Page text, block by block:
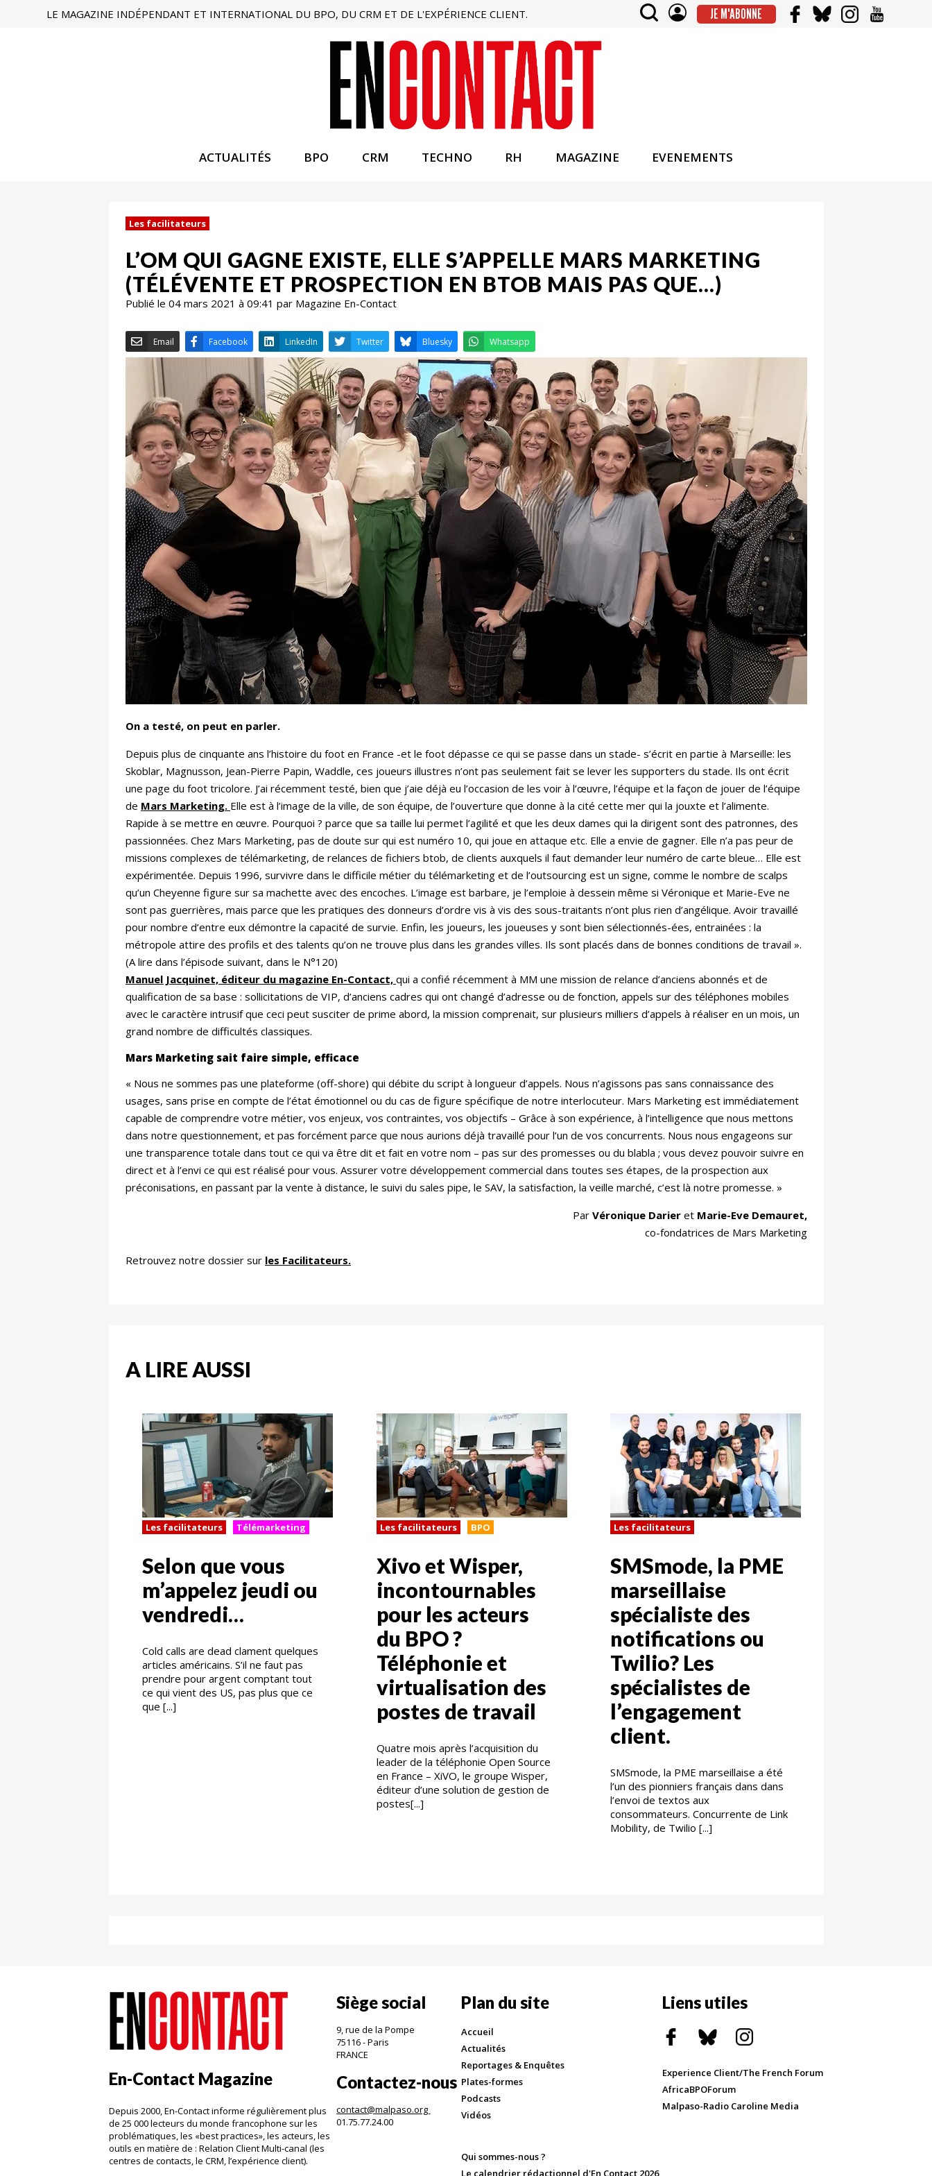
LE MAGAZINE INDÉPENDANT ET INTERNATIONAL DU BPO, DU CRM ET DE L'EXPÉRIENCE CLIENT. JE M'ABONNE
ACTUALITÉS BPO CRM TECHNO RH MAGAZINE EVENEMENTS
Les facilitateurs
L’OM QUI GAGNE EXISTE, ELLE S’APPELLE MARS MARKETING
(TÉLÉVENTE ET PROSPECTION EN BTOB MAIS PAS QUE…)
Publié le 04 mars 2021 à 09:41 par Magazine En-Contact
Email Facebook LinkedIn Twitter Bluesky Whatsapp
On a testé, on peut en parler.
Depuis plus de cinquante ans l’histoire du foot en France -et le foot dépasse ce qui se passe dans un stade- s’écrit en partie à Marseille: les
Skoblar, Magnusson, Jean-Pierre Papin, Waddle, ces joueurs illustres n’ont pas seulement fait se lever les supporters du stade. Ils ont écrit
une page du foot tricolore. J’ai récemment testé, bien que j’aie déjà eu l’occasion de les voir à l’œuvre, l’équipe et la façon de jouer de l’équipe
de Mars Marketing. Elle est à l’image de la ville, de son équipe, de l’ouverture que donne à la cité cette mer qui la jouxte et l’alimente.
Rapide à se mettre en œuvre. Pourquoi ? parce que sa taille lui permet l’agilité et que les deux dames qui la dirigent sont des patronnes, des
passionnées. Chez Mars Marketing, pas de doute sur qui est numéro 10, qui joue en attaque etc. Elle a envie de gagner. Elle n’a pas peur de
missions complexes de télémarketing, de relances de fichiers btob, de clients auxquels il faut demander leur numéro de carte bleue… Elle est
expérimentée. Depuis 1996, survivre dans le difficile métier du télémarketing et de l’outsourcing est un signe, comme le nombre de scalps
qu’un Cheyenne figure sur sa machette avec des encoches. L’image est barbare, je l’emploie à dessein même si Véronique et Marie-Eve ne
sont pas guerrières, mais parce que les pratiques des donneurs d’ordre vis à vis des sous-traitants n’ont plus rien d’angélique. Avoir travaillé
pour nombre d’entre eux démontre la capacité de survie. Enfin, les joueurs, les joueuses y sont bien sélectionnés-ées, entrainées : la
métropole attire des profils et des talents qu’on ne trouve plus dans les grandes villes. Ils sont placés dans de bonnes conditions de travail ».
(A lire dans l’épisode suivant, dans le N°120)
Manuel Jacquinet, éditeur du magazine En-Contact, qui a confié récemment à MM une mission de relance d’anciens abonnés et de
qualification de sa base : sollicitations de VIP, d’anciens cadres qui ont changé d’adresse ou de fonction, appels sur des téléphones mobiles
avec le caractère intrusif que ceci peut susciter de prime abord, la mission comprenait, sur plusieurs milliers d’appels à réaliser en un mois, un
grand nombre de difficultés classiques.
Mars Marketing sait faire simple, efficace
« Nous ne sommes pas une plateforme (off-shore) qui débite du script à longueur d’appels. Nous n’agissons pas sans connaissance des
usages, sans prise en compte de l’état émotionnel ou du cas de figure spécifique de notre interlocuteur. Mars Marketing est immédiatement
capable de comprendre votre métier, vos enjeux, vos contraintes, vos objectifs – Grâce à son expérience, à l’intelligence que nous mettons
dans notre questionnement, et pas forcément parce que nous aurions déjà travaillé pour l’un de vos concurrents. Nous nous engageons sur
une transparence totale dans tout ce qui va être dit et fait en votre nom – pas sur des promesses ou du blabla ; vous devez pouvoir suivre en
direct et à l’envi ce qui est réalisé pour vous. Assurer votre développement commercial dans toutes ses étapes, de la prospection aux
préconisations, en passant par la vente à distance, le suivi du sales pipe, le SAV, la satisfaction, la veille marché, c’est là notre promesse. »
Par Véronique Darier et Marie-Eve Demauret,
co-fondatrices de Mars Marketing
Retrouvez notre dossier sur les Facilitateurs.
A LIRE AUSSI
Les facilitateurs Télémarketing
Selon que vous
m’appelez jeudi ou
vendredi…
Cold calls are dead clament quelques
articles américains. S’il ne faut pas
prendre pour argent comptant tout
ce qui vient des US, pas plus que ce
que [...]
Les facilitateurs BPO
Xivo et Wisper,
incontournables
pour les acteurs
du BPO ?
Téléphonie et
virtualisation des
postes de travail
Quatre mois après l’acquisition du
leader de la téléphonie Open Source
en France – XiVO, le groupe Wisper,
éditeur d’une solution de gestion de
postes[...]
Les facilitateurs
SMSmode, la PME
marseillaise
spécialiste des
notifications ou
Twilio? Les
spécialistes de
l’engagement
client.
SMSmode, la PME marseillaise a été
l’un des pionniers français dans dans
l’envoi de textos aux
consommateurs. Concurrente de Link
Mobility, de Twilio [...]
En-Contact Magazine
Depuis 2000, En-Contact informe régulièrement plus
de 25 000 lecteurs du monde francophone sur les
problématiques, les «best practices», les acteurs, les
outils en matière de : Relation Client Multi-canal (les
centres de contacts, le CRM, l’expérience client).
Siège social
9, rue de la Pompe
75116 - Paris
FRANCE
Contactez-nous
contact@malpaso.org
01.75.77.24.00
Plan du site
Accueil
Actualités
Reportages & Enquêtes
Plates-formes
Podcasts
Vidéos
Qui sommes-nous ?
Le calendrier rédactionnel d'En Contact 2026
Liens utiles
Experience Client/The French Forum
AfricaBPOForum
Malpaso-Radio Caroline Media